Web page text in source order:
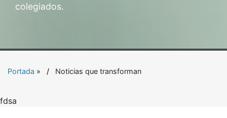
colegiados.
Portada » Noticias que transforman
fdsa